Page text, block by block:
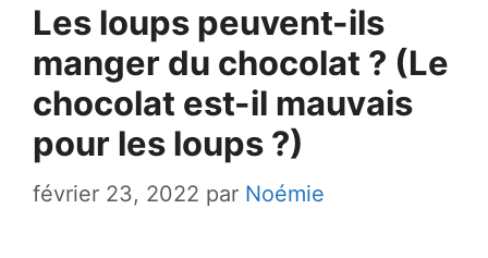
Les loups peuvent-ils
manger du chocolat ? (Le
chocolat est-il mauvais
pour les loups ?)
février 23, 2022 par Noémie